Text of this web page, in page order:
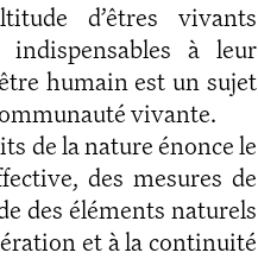
d’êtres vivants
à leur
humain est un sujet
vivante.
de la nature énonce le
des mesures de
des éléments naturels
et à la continuité